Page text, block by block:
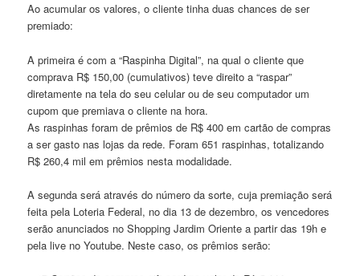
Ao acumular os valores, o cliente tinha duas chances de ser
premiado:
A primeira é com a “Raspinha Digital”, na qual o cliente que
comprava R$ 150,00 (cumulativos) teve direito a “raspar”
diretamente na tela do seu celular ou de seu computador um
cupom que premiava o cliente na hora.
As raspinhas foram de prêmios de R$ 400 em cartão de compras
a ser gasto nas lojas da rede. Foram 651 raspinhas, totalizando
R$ 260,4 mil em prêmios nesta modalidade.
A segunda será através do número da sorte, cuja premiação será
feita pela Loteria Federal, no dia 13 de dezembro, os vencedores
serão anunciados no Shopping Jardim Oriente a partir das 19h e
pela live no Youtube. Neste caso, os prêmios serão: